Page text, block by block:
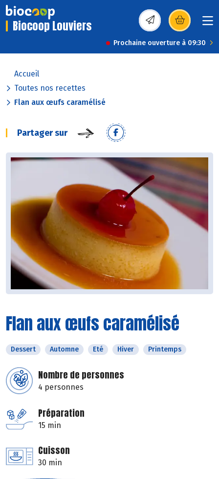
Biocoop Louviers (s’ouvre dans une
Prochaine ouverture à 09:30
Accueil
Toutes nos recettes
Flan aux œufs caramélisé
Partager sur
Flan aux œufs caramélisé
Dessert Automne Eté Hiver Printemps
Nombre de personnes
4 personnes
Préparation
15 min
Cuisson
30 min